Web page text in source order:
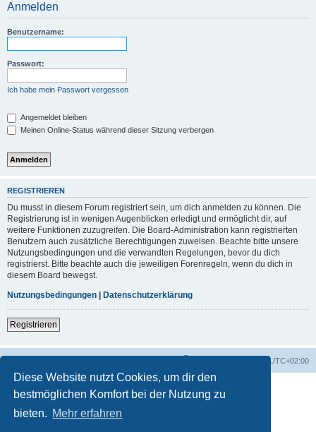
Diese Website nutzt Cookies, um dir den
bestmöglichen Komfort bei der Nutzung zu
bieten. Mehr erfahren
Anmelden
Benutzername:
Passwort:
Ich habe mein Passwort vergessen
Angemeldet bleiben
Meinen Online-Status während dieser Sitzung verbergen
REGISTRIEREN
Du musst in diesem Forum registriert sein, um dich anmelden zu können. Die
Registrierung ist in wenigen Augenblicken erledigt und ermöglicht dir, auf
weitere Funktionen zuzugreifen. Die Board-Administration kann registrierten
Benutzern auch zusätzliche Berechtigungen zuweisen. Beachte bitte unsere
Nutzungsbedingungen und die verwandten Regelungen, bevor du dich
registrierst. Bitte beachte auch die jeweiligen Forenregeln, wenn du dich in
diesem Board bewegst.
Nutzungsbedingungen | Datenschutzerklärung
Registrieren
UTC+02:00